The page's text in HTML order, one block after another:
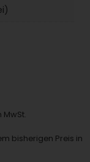
MwSt.
bisherigen Preis in